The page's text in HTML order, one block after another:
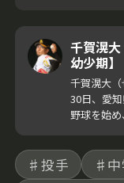
今回の動画で
じめたルーツ
通の少年だ
日に至るま
千賀滉
幼少期】
千賀滉大
30日、愛
野球を始
♯投手 ♯中